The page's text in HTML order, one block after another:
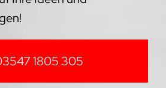
1805 305